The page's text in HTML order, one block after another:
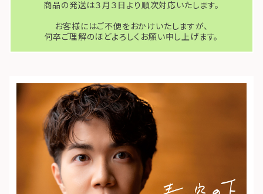
商品の発送は３月３日より順次対応いたします。
お客様にはご不便をおかけいたしますが、
何卒ご理解のほどよろしくお願い申し上げます。